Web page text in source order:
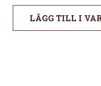
LÄGG TILL I